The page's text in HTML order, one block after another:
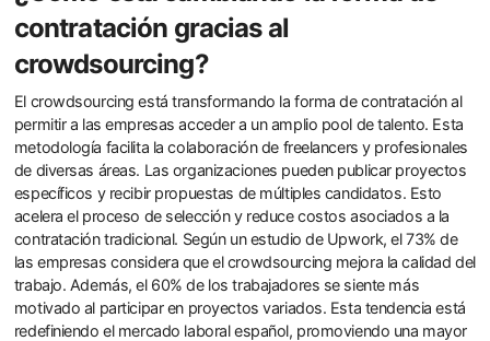
contratación gracias al
crowdsourcing?
El crowdsourcing está transformando la forma de contratación al
permitir a las empresas acceder a un amplio pool de talento. Esta
metodología facilita la colaboración de freelancers y profesionales
de diversas áreas. Las organizaciones pueden publicar proyectos
específicos y recibir propuestas de múltiples candidatos. Esto
acelera el proceso de selección y reduce costos asociados a la
contratación tradicional. Según un estudio de Upwork, el 73% de
las empresas considera que el crowdsourcing mejora la calidad del
trabajo. Además, el 60% de los trabajadores se siente más
motivado al participar en proyectos variados. Esta tendencia está
redefiniendo el mercado laboral español, promoviendo una mayor